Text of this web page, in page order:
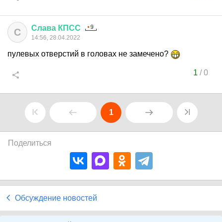
С Слава КПСС
14:56, 28.04.2022
пулевых отверстий в головах не замечено?
1 /0
1
Поделиться
Обсуждение новостей